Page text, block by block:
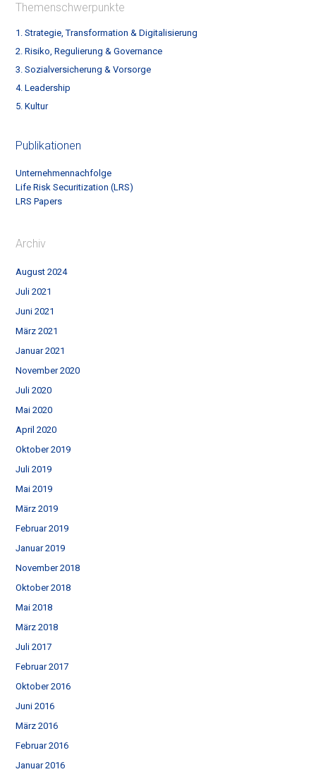
Themenschwerpunkte
1. Strategie, Transformation & Digitalisierung
2. Risiko, Regulierung & Governance
3. Sozialversicherung & Vorsorge
4. Leadership
5. Kultur
Publikationen
Unternehmennachfolge
Life Risk Securitization (LRS)
LRS Papers
Archiv
August 2024
Juli 2021
Juni 2021
März 2021
Januar 2021
November 2020
Juli 2020
Mai 2020
April 2020
Oktober 2019
Juli 2019
Mai 2019
März 2019
Februar 2019
Januar 2019
November 2018
Oktober 2018
Mai 2018
März 2018
Juli 2017
Februar 2017
Oktober 2016
Juni 2016
März 2016
Februar 2016
Januar 2016